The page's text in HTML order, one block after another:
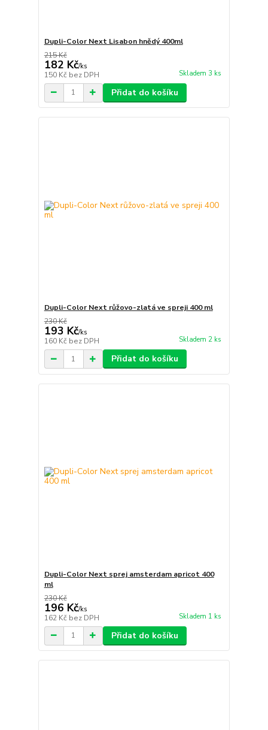
Dupli-Color Next Lisabon hnědý 400ml
215 Kč
182 Kč/ks
150 Kč bez DPH Skladem 3 ks
Přidat do košíku
Dupli-Color Next růžovo-zlatá ve spreji 400 ml
230 Kč
193 Kč/ks
160 Kč bez DPH Skladem 2 ks
Přidat do košíku
Dupli-Color Next sprej amsterdam apricot 400
ml
230 Kč
196 Kč/ks
162 Kč bez DPH Skladem 1 ks
Přidat do košíku